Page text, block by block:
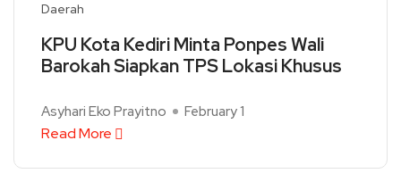
Daerah
KPU Kota Kediri Minta Ponpes Wali
Barokah Siapkan TPS Lokasi Khusus
Asyhari Eko Prayitno February 1
Read More